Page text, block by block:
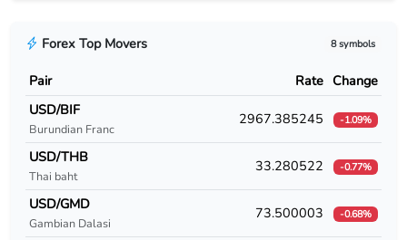
USD/CDF
USD/CHF
USD/CLF
USD/CLP
USD/CNY
Forex Top Movers 8 symbols
Pair Rate Change
USD/BIF
Burundian Franc
2967.385245 -1.09%
USD/THB
Thai baht
33.280522 -0.77%
USD/GMD
Gambian Dalasi
73.500003 -0.68%